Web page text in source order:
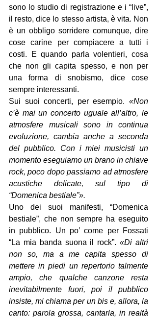
sono lo studio di registrazione e i “live”,
il resto, dice lo stesso artista, è vita. Non
è un obbligo sorridere comunque, dire
cose carine per compiacere a tutti i
costi. E quando parla volentieri, cosa
che non gli capita spesso, e non per
una forma di snobismo, dice cose
sempre interessanti.
Sui suoi concerti, per esempio. «Non
c’è mai un concerto uguale all’altro, le
atmosfere musicali sono in continua
evoluzione, cambia anche a seconda
del pubblico. Con i miei musicisti un
momento eseguiamo un brano in chiave
rock, poco dopo passiamo ad atmosfere
acustiche delicate, sul tipo di
“Domenica bestiale”».
Uno dei suoi manifesti, “Domenica
bestiale”, che non sempre ha eseguito
in pubblico. Un po’ come per Fossati
“La mia banda suona il rock”. «Di altri
non so, ma a me capita spesso di
mettere in piedi un repertorio talmente
ampio, che qualche canzone resta
inevitabilmente fuori, poi il pubblico
insiste, mi chiama per un bis e, allora, la
canto: parola grossa, cantarla, in realtà